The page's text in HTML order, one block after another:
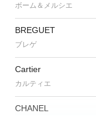
ボーム＆メルシエ
BREGUET
ブレゲ
Cartier
カルティエ
CHANEL